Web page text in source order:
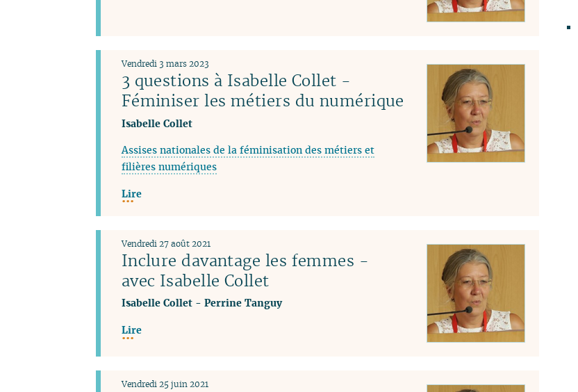
3 questions à Isabelle Collet -
Féminiser les métiers du numérique
Vendredi 3 mars 2023
Isabelle Collet
Assises nationales de la féminisation des métiers et
filières numériques
Lire
Inclure davantage les femmes -
avec Isabelle Collet
Vendredi 27 août 2021
Isabelle Collet- Perrine Tanguy
Lire
Vendredi 25 juin 2021